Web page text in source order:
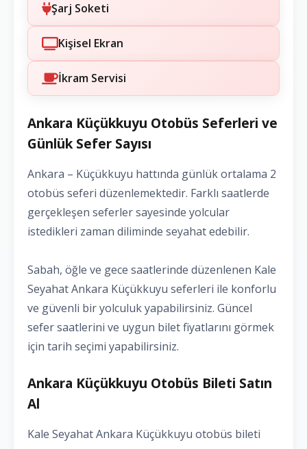
Şarj Soketi
Kişisel Ekran
İkram Servisi
Ankara Küçükkuyu Otobüs Seferleri ve
Günlük Sefer Sayısı
Ankara – Küçükkuyu hattında günlük ortalama 2
otobüs seferi düzenlemektedir. Farklı saatlerde
gerçekleşen seferler sayesinde yolcular
istedikleri zaman diliminde seyahat edebilir.
Sabah, öğle ve gece saatlerinde düzenlenen Kale
Seyahat Ankara Küçükkuyu seferleri ile konforlu
ve güvenli bir yolculuk yapabilirsiniz. Güncel
sefer saatlerini ve uygun bilet fiyatlarını görmek
için tarih seçimi yapabilirsiniz.
Ankara Küçükkuyu Otobüs Bileti Satın
Al
Kale Seyahat Ankara Küçükkuyu otobüs bileti